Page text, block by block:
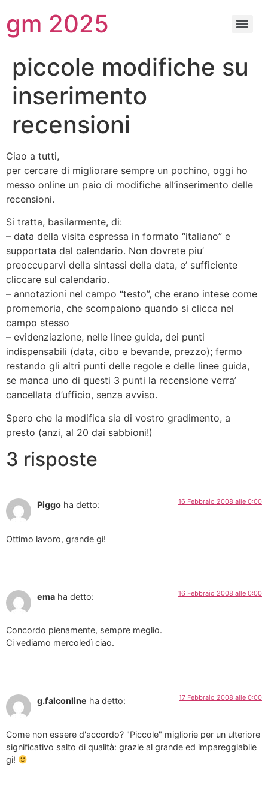
gm 2025
piccole modifiche su
inserimento
recensioni
Ciao a tutti,
per cercare di migliorare sempre un pochino, oggi ho
messo online un paio di modifiche all’inserimento delle
recensioni.
Si tratta, basilarmente, di:
– data della visita espressa in formato “italiano” e
supportata dal calendario. Non dovrete piu’
preoccuparvi della sintassi della data, e’ sufficiente
cliccare sul calendario.
– annotazioni nel campo “testo”, che erano intese come
promemoria, che scompaiono quando si clicca nel
campo stesso
– evidenziazione, nelle linee guida, dei punti
indispensabili (data, cibo e bevande, prezzo); fermo
restando gli altri punti delle regole e delle linee guida,
se manca uno di questi 3 punti la recensione verra’
cancellata d’ufficio, senza avviso.
Spero che la modifica sia di vostro gradimento, a
presto (anzi, al 20 dai sabbioni!)
3 risposte
Piggo ha detto: 16 Febbraio 2008 alle 0:00
Ottimo lavoro, grande gi!
ema ha detto: 16 Febbraio 2008 alle 0:00
Concordo pienamente, sempre meglio.
Ci vediamo mercoledì ciao.
g.falconline ha detto: 17 Febbraio 2008 alle 0:00
Come non essere d'accordo? "Piccole" migliorie per un ulteriore
significativo salto di qualità: grazie al grande ed impareggiabile
gi!